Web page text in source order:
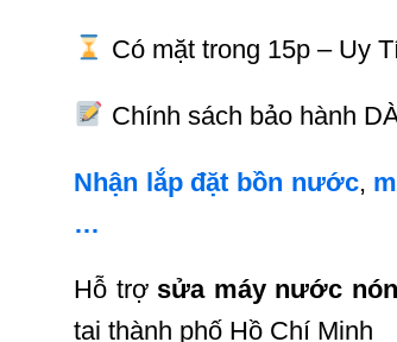
Có mặt trong 15p – Uy
Chính sách bảo hành
Nhận lắp đặt bồn nước,
…
Hỗ trợ sửa máy nước
tại thành phố Hồ Chí Minh